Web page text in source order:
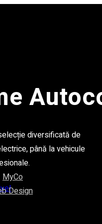
MyCo
Design
diversificată de
până la vehicule